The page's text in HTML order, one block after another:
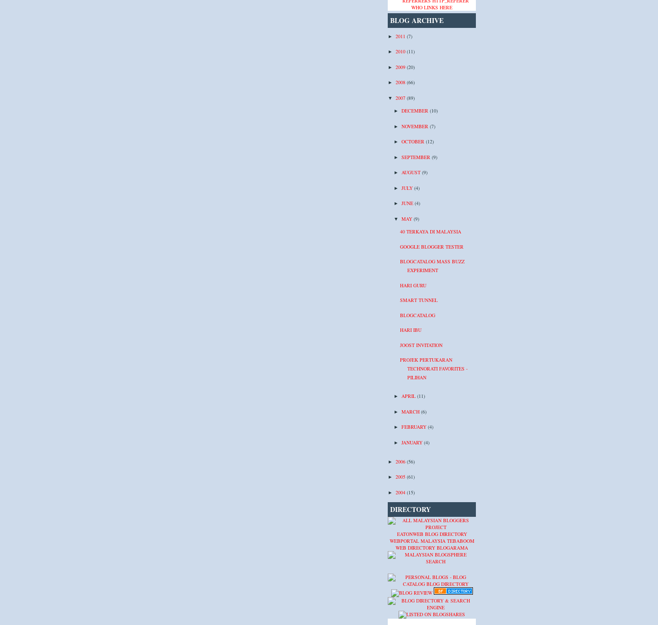
WHO LINKS HERE
BLOG ARCHIVE
► 2011 (7)
► 2010 (11)
► 2009 (20)
► 2008 (66)
▼ 2007 (89)
► DECEMBER (10)
► NOVEMBER (7)
► OCTOBER (12)
► SEPTEMBER (9)
► AUGUST (9)
► JULY (4)
► JUNE (4)
▼ MAY (9)
40 TERKAYA DI MALAYSIA
GOOGLE BLOGGER TESTER
BLOGCATALOG MASS BUZZ
EXPERIMENT
HARI GURU
SMART TUNNEL
BLOGCATALOG
HARI IBU
JOOST INVITATION
PROJEK PERTUKARAN
TECHNORATI FAVORITES -
PILIHAN
► APRIL (11)
► MARCH (6)
► FEBRUARY (4)
► JANUARY (4)
► 2006 (56)
► 2005 (61)
► 2004 (15)
DIRECTORY
EATONWEB BLOG DIRECTORY
WEBPORTAL MALAYSIA TEBABOOM
WEB DIRECTORY BLOGARAMA